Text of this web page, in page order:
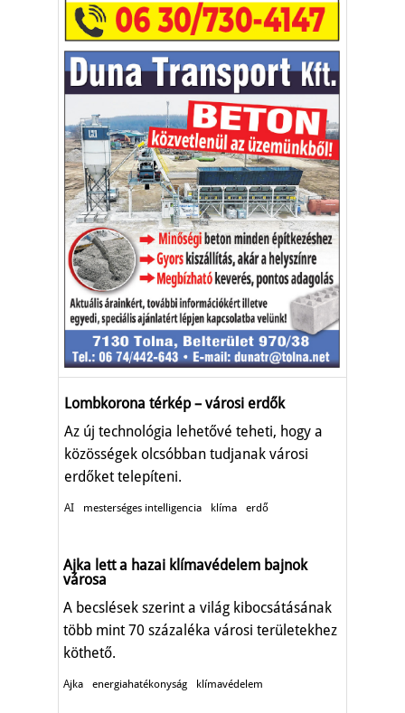
Lombkorona térkép – városi erdők
Az új technológia lehetővé teheti, hogy a
közösségek olcsóbban tudjanak városi
erdőket telepíteni.
AI mesterséges intelligencia klíma erdő
Ajka lett a hazai klímavédelem bajnok
városa
A becslések szerint a világ kibocsátásának
több mint 70 százaléka városi területekhez
köthető.
Ajka energiahatékonyság klímavédelem